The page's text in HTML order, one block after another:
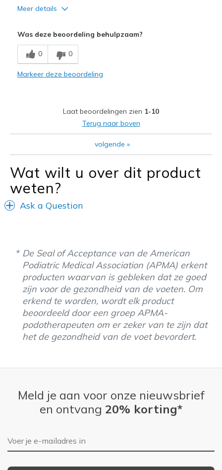
Meer details
Beste toepassingen
Casual Wear
Width
Feels true to width
Feels true to size
Was deze beoordeling behulpzaam?
0 0
Markeer deze beoordeling
Laat beoordelingen zien 1-10
Terug naar boven
volgende »
Wat wilt u over dit product
weten?
Ask a Question
De Seal of Acceptance van de American
Podiatric Medical Association (APMA) erkent
producten waarvan is gebleken dat ze goed
zijn voor de gezondheid van de voeten. Om
erkend te worden, wordt elk product
beoordeeld door een groep APMA-
podotherapeuten om er zeker van te zijn dat
het de gezondheid van de voet bevordert.
Meld je aan voor onze nieuwsbrief
en ontvang 20% korting*
E-mailadres